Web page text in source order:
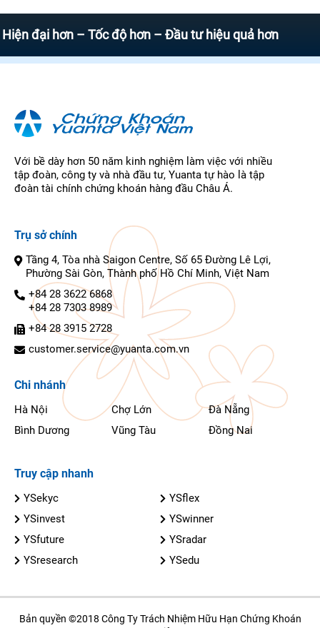
hơn – Tốc độ hơn – Đầu tư hiệu quả hơn
Với bề dày hơn 50 năm kinh nghiệm làm việc với nhiều
tập đoàn, công ty và nhà đầu tư, Yuanta tự hào là tập
đoàn tài chính chứng khoán hàng đầu Châu Á.
Trụ sở chính
Tầng 4, Tòa nhà Saigon Centre, Số 65 Đường Lê Lợi,
Phường Sài Gòn, Thành phố Hồ Chí Minh, Việt Nam
+84 28 3622 6868
+84 28 7303 8989
+84 28 3915 2728
customer.service@yuanta.com.vn
Chi nhánh
Hà Nội Chợ Lớn
Đà Nẵng
Bình Dương
Vũng Tàu Đồng Nai
Truy cập nhanh
YSekyc
YSflex
YSinvest
YSwinner
YSfuture
YSradar
YSresearch
YSedu
Bản quyền ©2018 Công Ty Trách Nhiệm Hữu Hạn Chứng Khoán